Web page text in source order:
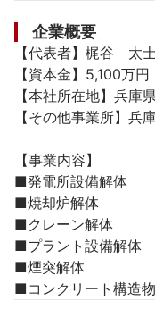
企業概要
【代表者】梶谷　太
【資本金】5,100万円
【本社所在地】兵庫
【その他事業所】兵
【事業内容】
■発電所設備解体
■焼却炉解体
■クレーン解体
■プラント設備解体
■煙突解体
■コンクリート構造